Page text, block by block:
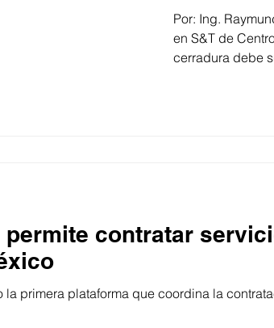
Por: Ing.
en S&T de
cerradura debe
permite contratar
la primera plataforma que coordina la